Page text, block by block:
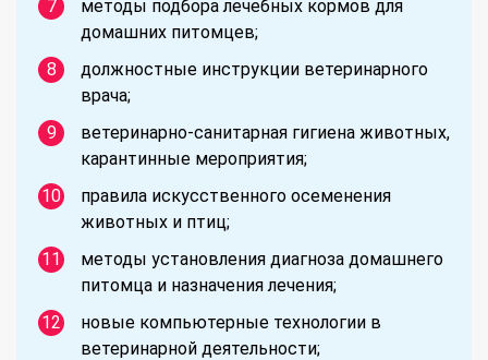
методы подбора лечебных кормов для
домашних питомцев;
должностные инструкции ветеринарного
врача;
ветеринарно-санитарная гигиена животных,
карантинные мероприятия;
правила искусственного осеменения
животных и птиц;
методы установления диагноза домашнего
питомца и назначения лечения;
новые компьютерные технологии в
ветеринарной деятельности;